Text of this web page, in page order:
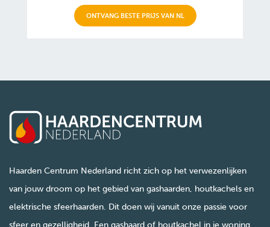
ONTVANG BESTE PRIJS VAN NL
Haarden Centrum Nederland richt zich op het verwezenlijken
van jouw droom op het gebied van gashaarden, houtkachels en
elektrische sfeerhaarden. Dit doen wij vanuit onze passie voor